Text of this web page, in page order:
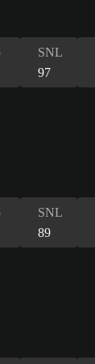
SNL
97
SNL
89